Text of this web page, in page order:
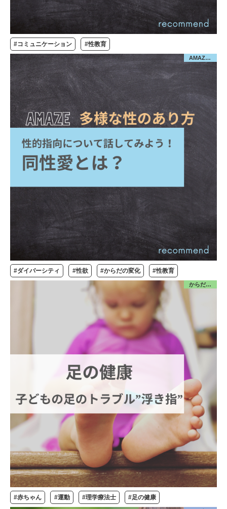
#コミュニケーション #性教育
AMAZE-多様な性のあり方
#ダイバーシティ #性欲 #からだの変化 #性教育
からだ／みんな
#赤ちゃん #運動 #理学療法士 #足の健康